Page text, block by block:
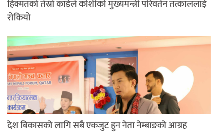
हिक्मतको तेस्रो कार्डले कोशीको मुख्यमन्त्री परिवर्तन तत्काललाई
रोकियो
देश बिकासकाे लागि सबै एकजुट हुन नेता नेम्बाङकाे आग्रह